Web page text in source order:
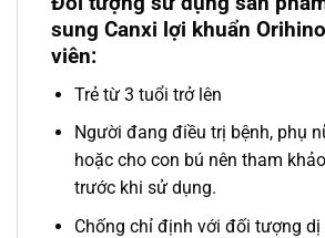
sung Canxi lợi khuẩn
viên:
Trẻ từ 3 tuổi trở lên
Người đang điều trị bệnh, phụ
hoặc cho con bú nên tham
trước khi sử dụng.
Chống chỉ định với đối tượng dị